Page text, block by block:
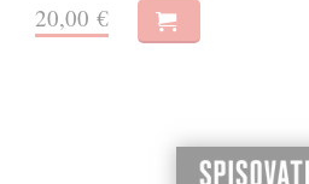
20,00 €